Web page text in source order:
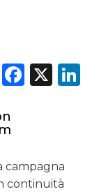
X
campagna
continuità